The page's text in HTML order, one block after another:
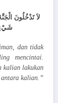
لاَ تَدْخُلُونَ
شَيْءٍ
dan tidak
mencintai.
kalian lakukan
kalian.”